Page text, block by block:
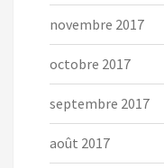
novembre 2017
octobre 2017
septembre 2017
août 2017